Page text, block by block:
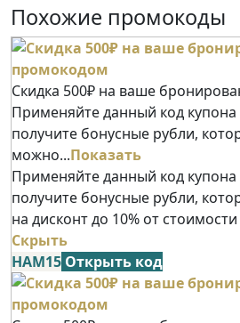
Похожие промокоды
Скидка 500₽ на ваше
Применяйте данный код
получите бонусные рубли,
можно...Показать
Применяйте данный код
получите бонусные рубли,
на дисконт до 10% от
Скрыть
НАМ15 Открыть код